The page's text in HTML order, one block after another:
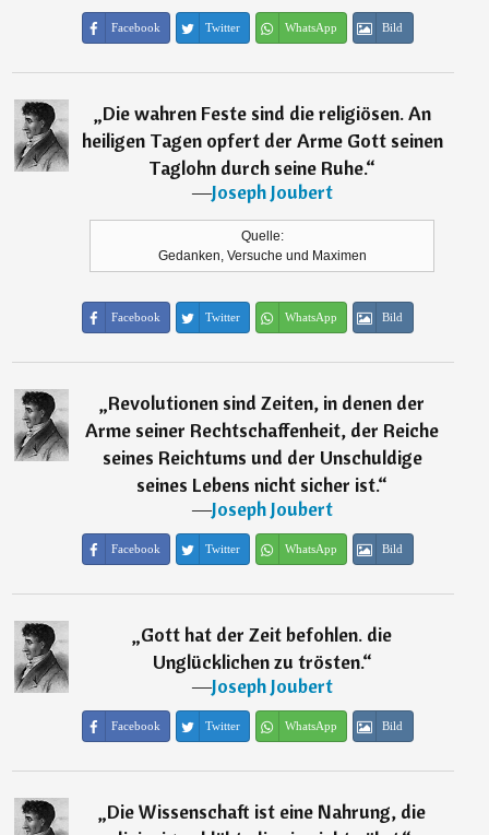
Facebook Twitter WhatsApp Bild
„Die wahren Feste sind die religiösen. An
heiligen Tagen opfert der Arme Gott seinen
Taglohn durch seine Ruhe.“
―Joseph Joubert
Quelle:
Gedanken, Versuche und Maximen
Facebook Twitter WhatsApp Bild
„Revolutionen sind Zeiten, in denen der
Arme seiner Rechtschaffenheit, der Reiche
seines Reichtums und der Unschuldige
seines Lebens nicht sicher ist.“
―Joseph Joubert
Facebook Twitter WhatsApp Bild
„Gott hat der Zeit befohlen. die
Unglücklichen zu trösten.“
―Joseph Joubert
Facebook Twitter WhatsApp Bild
„Die Wissenschaft ist eine Nahrung, die